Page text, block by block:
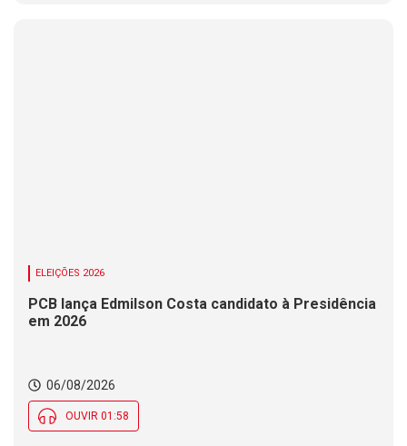
ELEIÇÕES 2026
PCB lança Edmilson Costa candidato à Presidência
em 2026
06/08/2026
OUVIR 01:58